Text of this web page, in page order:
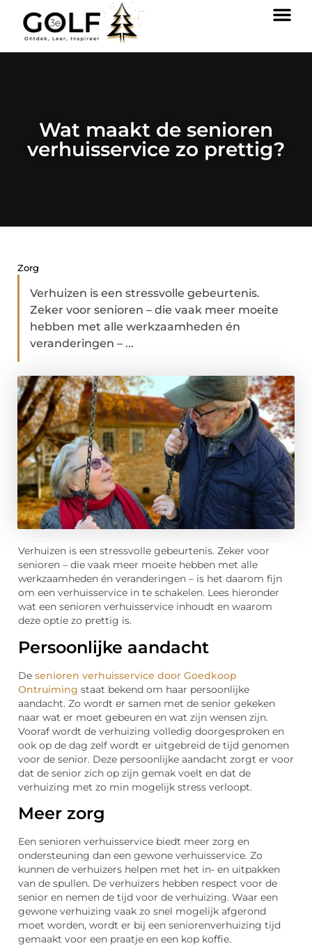
Wat maakt de senioren
verhuisservice zo prettig?
Zorg
Verhuizen is een stressvolle gebeurtenis.
Zeker voor senioren – die vaak meer moeite
hebben met alle werkzaamheden én
veranderingen – ...
Verhuizen is een stressvolle gebeurtenis. Zeker voor
senioren – die vaak meer moeite hebben met alle
werkzaamheden én veranderingen – is het daarom fijn
om een verhuisservice in te schakelen. Lees hieronder
wat een senioren verhuisservice inhoudt en waarom
deze optie zo prettig is.
Persoonlijke aandacht
De senioren verhuisservice door Goedkoop
Ontruiming staat bekend om haar persoonlijke
aandacht. Zo wordt er samen met de senior gekeken
naar wat er moet gebeuren en wat zijn wensen zijn.
Vooraf wordt de verhuizing volledig doorgesproken en
ook op de dag zelf wordt er uitgebreid de tijd genomen
voor de senior. Deze persoonlijke aandacht zorgt er voor
dat de senior zich op zijn gemak voelt en dat de
verhuizing met zo min mogelijk stress verloopt.
Meer zorg
Een senioren verhuisservice biedt meer zorg en
ondersteuning dan een gewone verhuisservice. Zo
kunnen de verhuizers helpen met het in- en uitpakken
van de spullen. De verhuizers hebben respect voor de
senior en nemen de tijd voor de verhuizing. Waar een
gewone verhuizing vaak zo snel mogelijk afgerond
moet worden, wordt er bij een seniorenverhuizing tijd
gemaakt voor een praatje en een kop koffie.